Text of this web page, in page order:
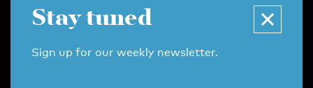
BUSINESS & CAREER
Stay tuned
Sign up for our weekly newsletter.